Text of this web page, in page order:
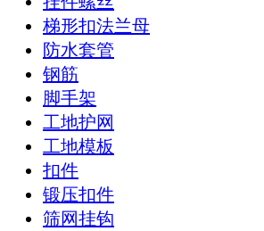
梯形扣法兰母
防水套管
钢筋
脚手架
工地护网
工地模板
扣件
锻压扣件
筛网挂钩